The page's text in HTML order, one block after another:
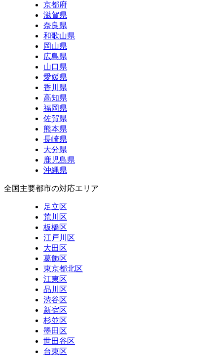
京都府
滋賀県
奈良県
和歌山県
岡山県
広島県
山口県
愛媛県
香川県
高知県
福岡県
佐賀県
熊本県
長崎県
大分県
鹿児島県
沖縄県
全国主要都市の対応エリア
足立区
荒川区
板橋区
江戸川区
大田区
葛飾区
東京都北区
江東区
品川区
渋谷区
新宿区
杉並区
墨田区
世田谷区
台東区